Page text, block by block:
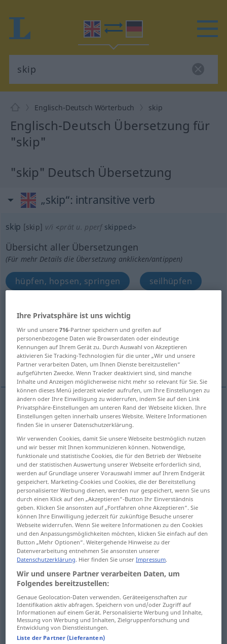
Englisch-Deutsch Wörterbuch skip
Englisch-Deutsch Übersetzung für
"skip"
"skip" Deutsch Übersetzung
„skip“: intransitive verb
skip [skip] v/i <prät u. pperfskipped>
Übersicht aller Übersetzungen
(Für mehr Details die Übersetzung anklicken/antippen)
hüpfen, hopsen, springen seilhüpfen
eine SchulKlasse überspringen
Weitere Beispiele...
hüpfen,hopsen,springen skip
seilhüpfen skip use skipping rope
Sprüngemachen, Seitenüberspringen
skip
omit things FIG
eine (Schul)Klasseüberspringen skip omit
grade in school US
Beispiele
meistmeistskip off, skip out, skip upmake off UMG
abhauen
Ihre Privatsphäre ist uns wichtig
Wir und unsere716-Partner speichern und greifen auf
personenbezogene Daten wie Browserdaten oder eindeutige
Kennungen auf Ihrem Gerät zu. Durch Auswahl von Akzeptieren
aktivieren Sie Tracking-Technologien für die unter „Wir und unsere
Partner verarbeiten Daten, um Ihnen Dienste bereitzustellen“
aufgeführten Zwecke. Wenn Tracker deaktiviert sind, sind manche
Inhalte und Anzeigen möglicherweise nicht mehr so relevant für Sie. Sie
können dieses Menü jederzeit wieder aufrufen, um Ihre Einstellungen zu
ändern oder Ihre Einwilligung zu widerrufen, indem Sie auf den Link
Privatsphäre-Einstellungen am unteren Rand der Webseite klicken. Ihre
Einstellungen gelten innerhalb unseres Website. Weitere Informationen
finden Sie in unserer Datenschutzerklärung.
Wir verwenden Cookies, damit Sie unsere Webseite bestmöglich nutzen
und wir besser mit Ihnen kommunizieren können. Notwendige,
funktionale und statistische Cookies, die für den Betrieb der Webseite
und der statistischen Auswertung unserer Webseite erforderlich sind,
werden auf Grundlage unserer Vorauswahl immer auf Ihrem Endgerät
gespeichert. Marketing-Cookies und Cookies, die der Bereitstellung
personalisierter Werbung dienen, werden nur gespeichert, wenn Sie uns
durch einen Klick auf den „Akzeptieren“-Button Ihr Einverständnis
geben. Klicken Sie ansonsten auf „Fortfahren ohne Akzeptieren“. Sie
können Ihre Einwilligung jederzeit für zukünftige Besuche unserer
Webseite widerrufen. Wenn Sie weitere Informationen zu den Cookies
und den Anpassungsmöglichkeiten möchten, klicken Sie einfach auf den
Button „Mehr Optionen“. Weitergehende Hinweise zu der
Datenverarbeitung entnehmen Sie ansonsten unserer
Datenschutzerklärung. Hier finden Sie unserImpressum.
Wir und unsere Partner verarbeiten Daten, um
Folgendes bereitzustellen:
Genaue Geolocation-Daten verwenden. Geräteeigenschaften zur
Identifikation aktiv abfragen. Speichern von und/oder Zugriff auf
Informationen auf einem Gerät. Personalisierte Werbung und Inhalte,
Messung von Werbung und Inhalten, Zielgruppenforschung und
Entwicklung von Dienstleistungen.
Liste der Partner (Lieferanten)